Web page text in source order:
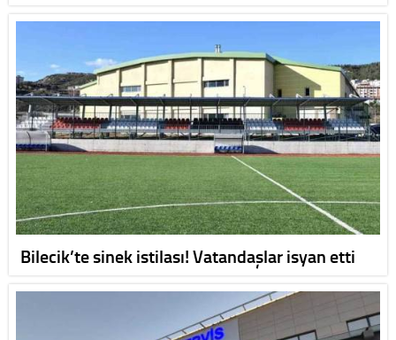
Bilecik’te sinek istilası! Vatandaşlar isyan etti